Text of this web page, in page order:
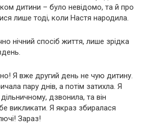
дитини – було невідомо, та й про
лише тоді, коли Настя народила.
нічний спосіб життя, лише зрідка
Я вже другий день не чую дитину.
пару днів, а потім затихла. Я
дзвонила, та він
викликати. Я якраз збиралася
Зараз!